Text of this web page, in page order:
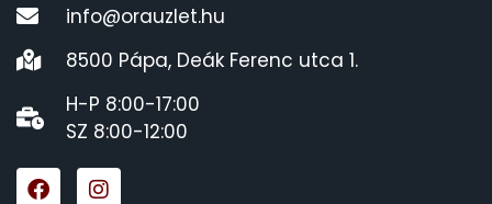
info@orauzlet.hu
8500 Pápa, Deák Ferenc utca 1.
H-P 8:00-17:00
SZ 8:00-12:00